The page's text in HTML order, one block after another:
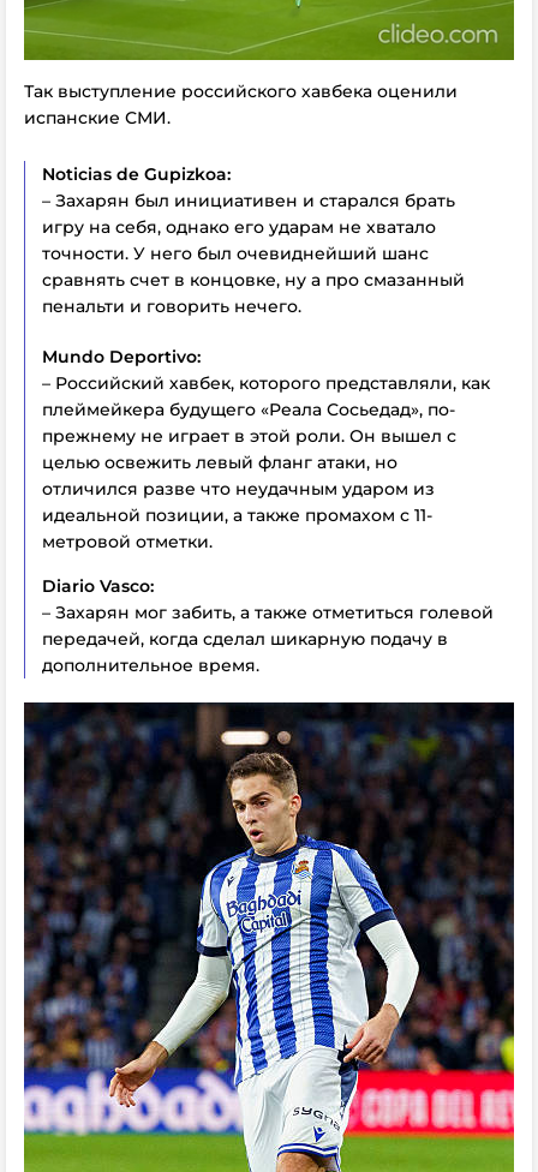
Так выступление российского хавбека оценили
испанские СМИ.
Noticias de Gupizkoa:
– Захарян был инициативен и старался брать
игру на себя, однако его ударам не хватало
точности. У него был очевиднейший шанс
сравнять счет в концовке, ну а про смазанный
пенальти и говорить нечего.
Mundo Deportivo:
– Российский хавбек, которого представляли, как
плеймейкера будущего «Реала Сосьедад», по-
прежнему не играет в этой роли. Он вышел с
целью освежить левый фланг атаки, но
отличился разве что неудачным ударом из
идеальной позиции, а также промахом с 11-
метровой отметки.
Diario Vasco:
– Захарян мог забить, а также отметиться голевой
передачей, когда сделал шикарную подачу в
дополнительное время.